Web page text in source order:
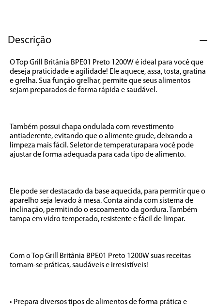
Descrição
O Top Grill Britânia BPE01 Preto 1200W é ideal para você que
deseja praticidade e agilidade! Ele aquece, assa, tosta, gratina
e grelha. Sua função grelhar, permite que seus alimentos
sejam preparados de forma rápida e saudável.
Também possui chapa ondulada com revestimento
antiaderente, evitando que o alimente grude, deixando a
limpeza mais fácil. Seletor de temperaturapara você pode
ajustar de forma adequada para cada tipo de alimento.
Ele pode ser destacado da base aquecida, para permitir que o
aparelho seja levado à mesa. Conta ainda com sistema de
inclinação, permitindo o escoamento da gordura. Também
tampa em vidro temperado, resistente e fácil de limpar.
Com o Top Grill Britânia BPE01 Preto 1200W suas receitas
tornam-se práticas, saudáveis e irresistíveis!
• Prepara diversos tipos de alimentos de forma prática e
9º forno
10º ventilador